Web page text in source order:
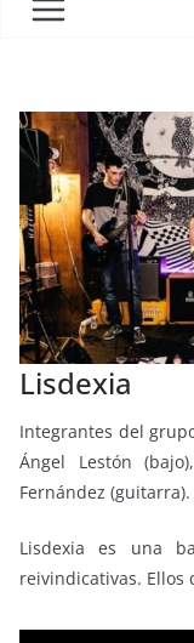
Lisdexia
Integrantes del
Ángel Lestón
Fernández (guitarra).
Lisdexia es una
reivindicativas. Ellos